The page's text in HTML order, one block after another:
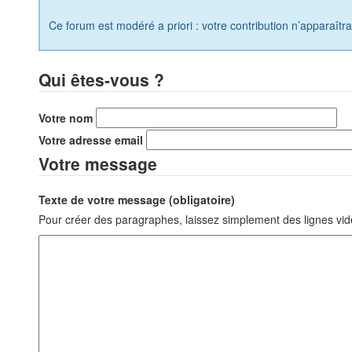
Ce forum est modéré a priori : votre contribution
Qui êtes-vous ?
Votre nom
Votre adresse email
Votre message
Texte de votre message (obligatoire)
Pour créer des paragraphes, laissez simplement des lignes